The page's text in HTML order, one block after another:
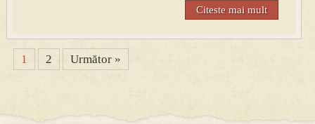
Citeste mai mult
1 2 Următor »